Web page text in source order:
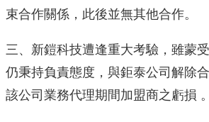
束合作關係，此後並無其他合作。
三、新鎧科技遭逢重大考驗，雖蒙
仍秉持負責態度，與鉅泰公司解除
該公司業務代理期間加盟商之虧損 。